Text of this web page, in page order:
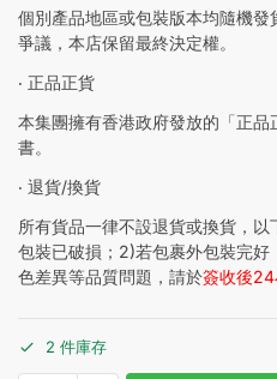
個別產品地區或包裝版本均隨機
爭議，本店保留最終決定權。
‧ 正品正貨
本集團擁有香港政府發放的「正
書。
‧ 退貨/換貨
所有貨品一律不設退貨或換貨，
包裝已破損；2)若包裹外包裝完
色差異等品質問題，請於簽收後24
2 件庫存